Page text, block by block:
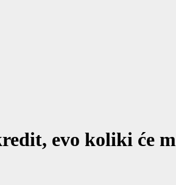
evo koliki će